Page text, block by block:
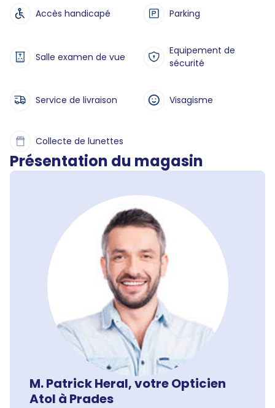
Accès handicapé Parking
Salle examen de vue
Equipement de
sécurité
Service de livraison Visagisme
Collecte de lunettes
Présentation du magasin
M. Patrick Heral, votre Opticien
Atol à Prades